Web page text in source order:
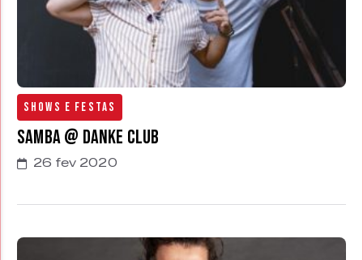
Shows e Festas
Samba @ Danke Club
26 fev 2020